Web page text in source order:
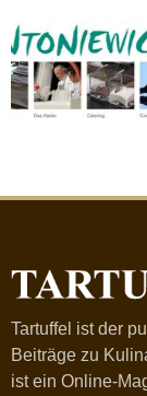
Tartuffel ist der
Beiträge zu
ist ein Online-